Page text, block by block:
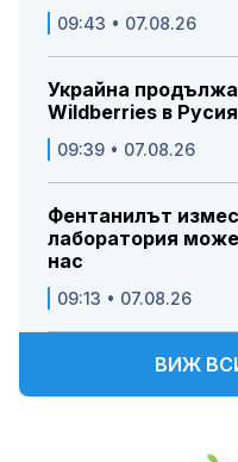
09:43 • 07.08.26
Украйна
Wildberries в Русия
09:39 • 07.08.26
Фентанилът
лаборатория
нас
09:13 • 07.08.26
ВИЖ